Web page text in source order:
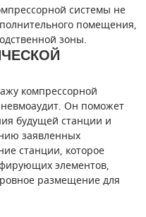
системы не
помещения,
зоны.
компрессорной
Он поможет
будущей станции и
заявленных
станции, которое
элементов,
размещение для